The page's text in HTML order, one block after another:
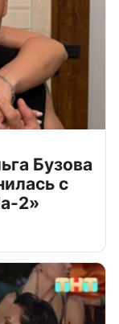
Бузова
с
2»